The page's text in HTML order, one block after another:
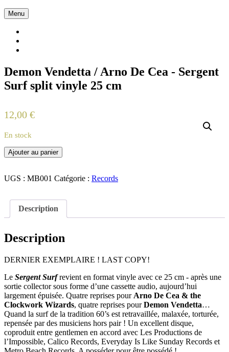
Demon Vendetta / Arno De Cea - Sergent
Surf split vinyle 25 cm
17
201813
2020
12,00 €
En stock
quantité
de
Vendetta
Cea
Sergent
Surf
vinyle
cm
Ajouter au panier
UGS : MB001 Catégorie : Records
Description
Description
DERNIER EXEMPLAIRE ! LAST COPY!
Le Sergent Surfrevient en format vinyle avec ce 25 cm - après une
sortie collectorsous forme d’une cassette audio, aujourd’hui
largement épuisée. Quatre reprises pour Arno De Cea & the
Clockwork Wizards, quatre reprises pourDemon Vendetta…
Quand la surf de la tradition 60’s est retravaillée, malaxée, torturée,
repensée par des musiciens hors pair ! Un excellent disque,
coproduit entre gentlemen en accord avec Les Productions de
l’Impossible, Calico Records, Everyday Is Like Sunday Records et